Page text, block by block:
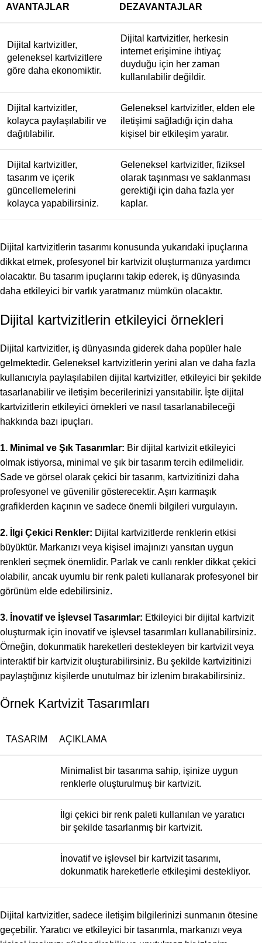
AVANTAJLAR DEZAVANTAJLAR
Dijital kartvizitler,
geleneksel kartvizitlere
göre daha ekonomiktir.
Dijital kartvizitler, herkesin
internet erişimine ihtiyaç
duyduğu için her zaman
kullanılabilir değildir.
Dijital kartvizitler,
kolayca paylaşılabilir ve
dağıtılabilir.
Geleneksel kartvizitler, elden ele
iletişimi sağladığı için daha
kişisel bir etkileşim yaratır.
Dijital kartvizitler,
tasarım ve içerik
güncellemelerini
kolayca yapabilirsiniz.
Geleneksel kartvizitler, fiziksel
olarak taşınması ve saklanması
gerektiği için daha fazla yer
kaplar.
Dijital kartvizitlerin tasarımı konusunda yukarıdaki ipuçlarına
dikkat etmek, profesyonel bir kartvizit oluşturmanıza yardımcı
olacaktır. Bu tasarım ipuçlarını takip ederek, iş dünyasında
daha etkileyici bir varlık yaratmanız mümkün olacaktır.
Dijital kartvizitlerin etkileyici örnekleri
Dijital kartvizitler, iş dünyasında giderek daha popüler hale
gelmektedir. Geleneksel kartvizitlerin yerini alan ve daha fazla
kullanıcıyla paylaşılabilen dijital kartvizitler, etkileyici bir şekilde
tasarlanabilir ve iletişim becerilerinizi yansıtabilir. İşte dijital
kartvizitlerin etkileyici örnekleri ve nasıl tasarlanabileceği
hakkında bazı ipuçları.
1. Minimal ve Şık Tasarımlar: Bir dijital kartvizit etkileyici
olmak istiyorsa, minimal ve şık bir tasarım tercih edilmelidir.
Sade ve görsel olarak çekici bir tasarım, kartvizitinizi daha
profesyonel ve güvenilir gösterecektir. Aşırı karmaşık
grafiklerden kaçının ve sadece önemli bilgileri vurgulayın.
2. İlgi Çekici Renkler: Dijital kartvizitlerde renklerin etkisi
büyüktür. Markanızı veya kişisel imajınızı yansıtan uygun
renkleri seçmek önemlidir. Parlak ve canlı renkler dikkat çekici
olabilir, ancak uyumlu bir renk paleti kullanarak profesyonel bir
görünüm elde edebilirsiniz.
3. İnovatif ve İşlevsel Tasarımlar: Etkileyici bir dijital kartvizit
oluşturmak için inovatif ve işlevsel tasarımları kullanabilirsiniz.
Örneğin, dokunmatik hareketleri destekleyen bir kartvizit veya
interaktif bir kartvizit oluşturabilirsiniz. Bu şekilde kartvizitinizi
paylaştığınız kişilerde unutulmaz bir izlenim bırakabilirsiniz.
Örnek Kartvizit Tasarımları
TASARIM AÇIKLAMA
Minimalist bir tasarıma sahip, işinize uygun
renklerle oluşturulmuş bir kartvizit.
İlgi çekici bir renk paleti kullanılan ve yaratıcı
bir şekilde tasarlanmış bir kartvizit.
İnovatif ve işlevsel bir kartvizit tasarımı,
dokunmatik hareketlerle etkileşimi destekliyor.
Dijital kartvizitler, sadece iletişim bilgilerinizi sunmanın ötesine
geçebilir. Yaratıcı ve etkileyici bir tasarımla, markanızı veya